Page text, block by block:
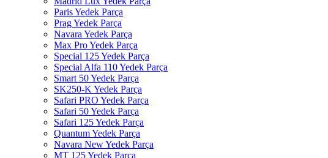
Paris Yedek Parça
Prag Yedek Parça
Navara Yedek Parça
Max Pro Yedek Parça
Special 125 Yedek Parça
Special Alfa 110 Yedek Parça
Smart 50 Yedek Parça
SK250-K Yedek Parça
Safari PRO Yedek Parça
Safari 50 Yedek Parça
Safari 125 Yedek Parça
Quantum Yedek Parça
Navara New Yedek Parça
MT 125 Yedek Parça